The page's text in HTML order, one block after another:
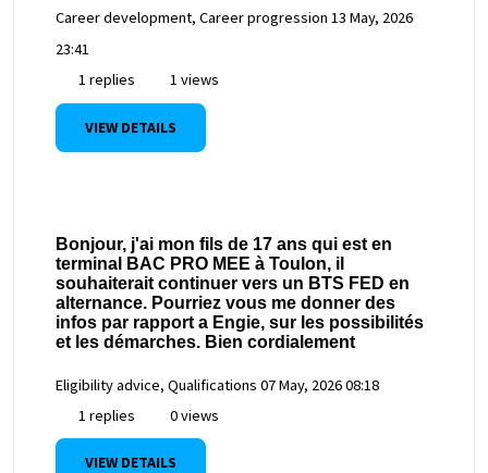
Career development, Career progression 13 May, 2026
23:41
1 replies
1 views
VIEW DETAILS
Bonjour, j'ai mon fils de 17 ans qui est en
terminal BAC PRO MEE à Toulon, il
souhaiterait continuer vers un BTS FED en
alternance. Pourriez vous me donner des
infos par rapport a Engie, sur les possibilités
et les démarches. Bien cordialement
Eligibility advice, Qualifications 07 May, 2026 08:18
1 replies
0 views
VIEW DETAILS